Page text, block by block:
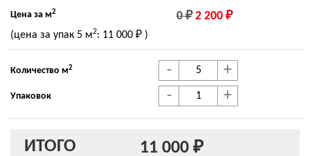
Цена за м2 0 ₽ 2 200 ₽
(цена за упак 5 м2: 11 000 ₽ )
Количество м2 - +
Упаковок - +
ИТОГО 11 000 ₽